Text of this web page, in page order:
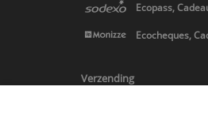
Ecopass,
Ecocheques,
Verzending